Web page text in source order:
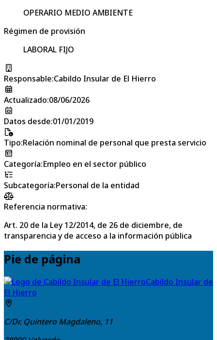
OPERARIO MEDIO AMBIENTE
Régimen de provisión
LABORAL FIJO
Responsable:Cabildo Insular de El Hierro
Actualizado:08/06/2026
Datos desde:01/01/2019
Tipo:Relación nominal de personal que presta servicio
Categoría:Empleo en el sector público
Subcategoría:Personal de la entidad
Referencia normativa:
Art. 20 de la Ley 12/2014, de 26 de diciembre, de
transparencia y de acceso a la información pública
Pie de página
Cabildo Insular de
El Hierro
C/Dr. Quintero Magdaleno, 11